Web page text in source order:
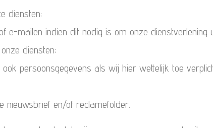
diensten;
e-mailen indien dit nodig is om onze dienstverlening
diensten;
persoonsgegevens als wij hier wettelijk toe
nieuwsbrief en/of reclamefolder.